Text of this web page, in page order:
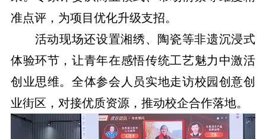
准点评，为项目优化升级支招。
活动现场还设置湘绣、陶瓷等非遗沉浸式
体验环节，让青年在感悟传统工艺魅力中激活
创业思维。全体参会人员实地走访校园创意创
业街区，对接优质资源，推动校企合作落地。